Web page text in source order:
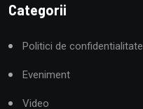
Categorii
Politici de confidentialitate
Eveniment
Video